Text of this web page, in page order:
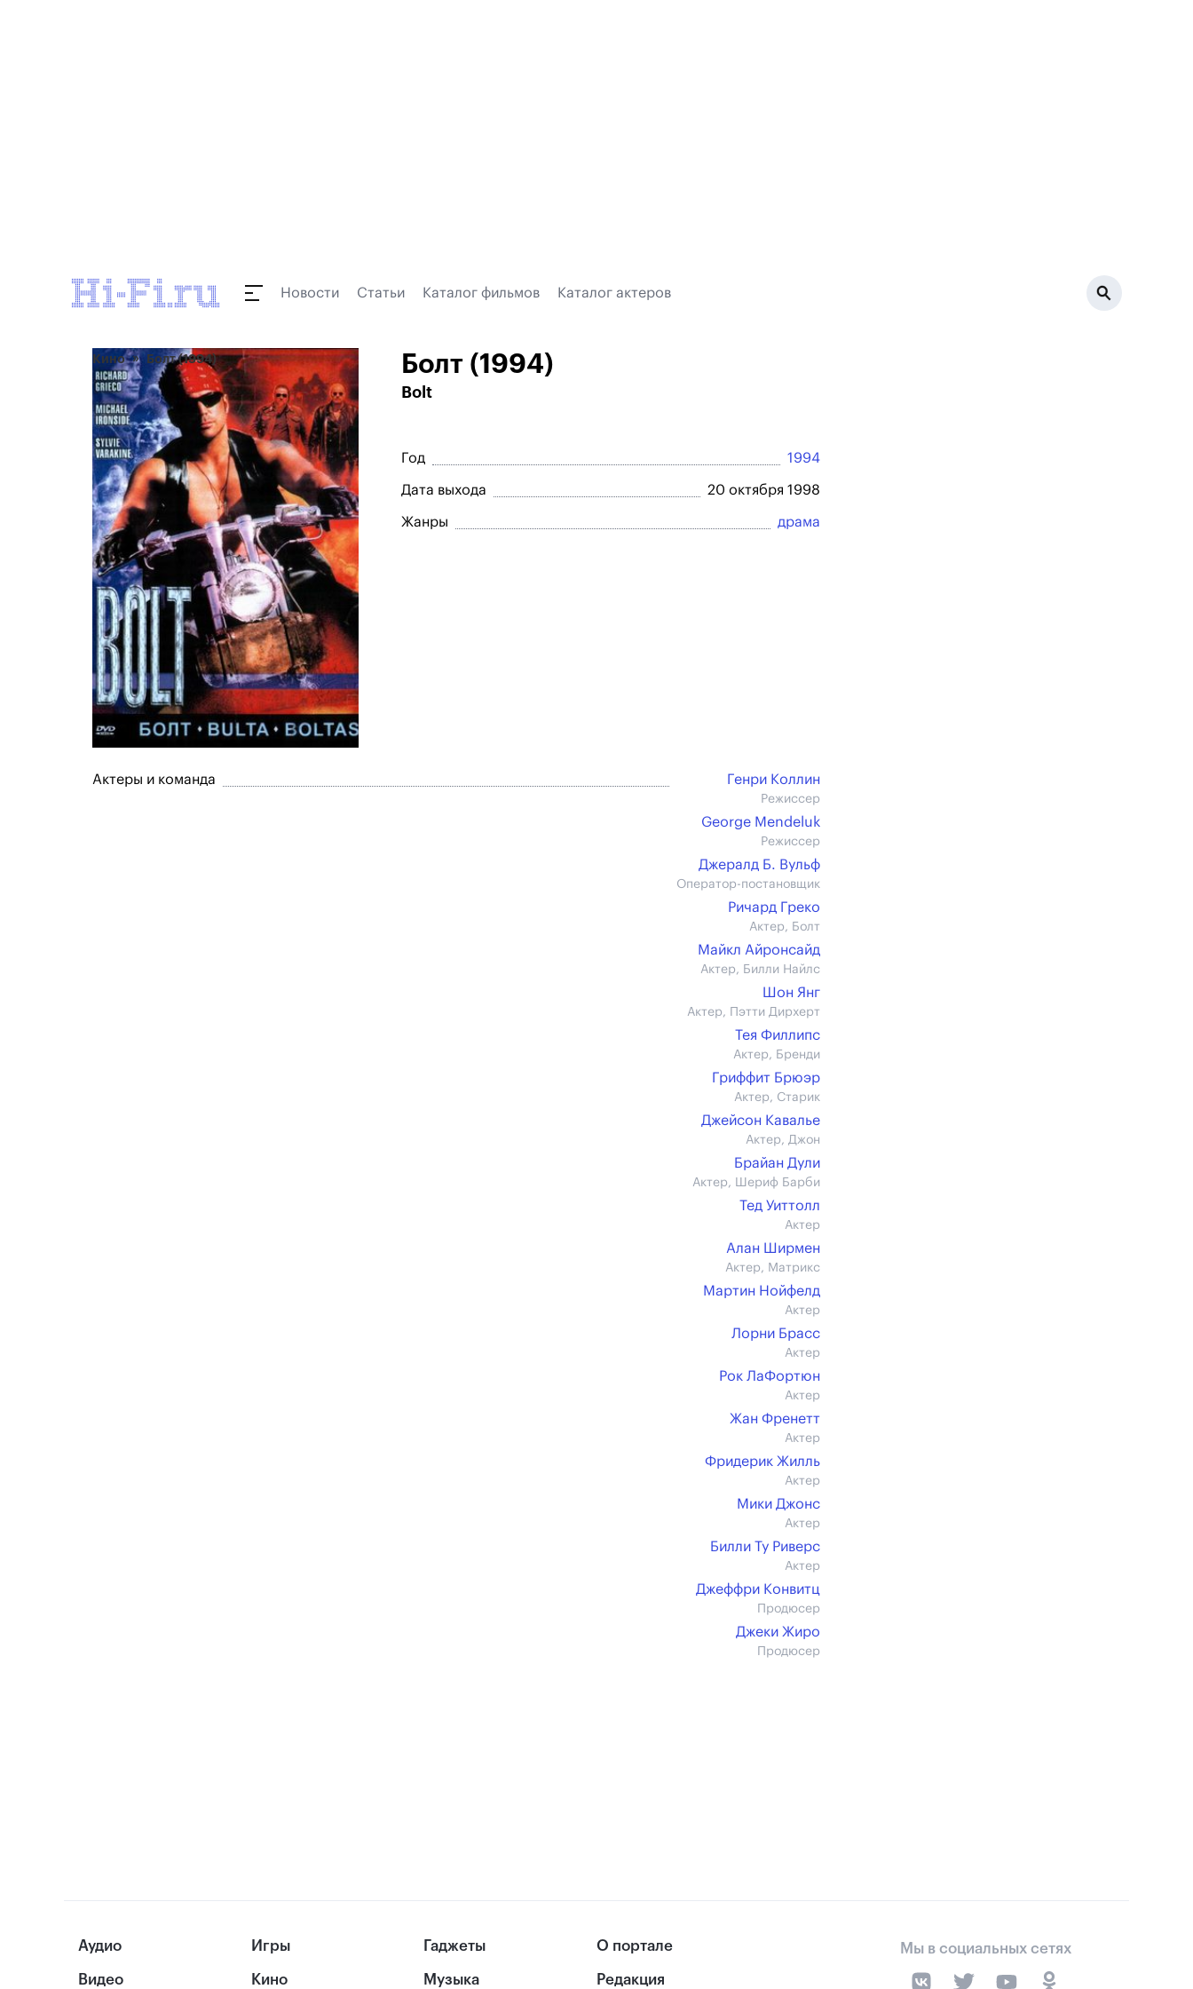
Новости Статьи Каталог фильмов Каталог актеров
Кино Болт (1994) Болт (1994)
Bolt
Год 1994
Дата выхода 20 октября 1998
Жанры драма
Актеры и команда Генри Коллин
Режиссер
George Mendeluk
Режиссер
Джералд Б. Вульф
Оператор-постановщик
Ричард Греко
Актер, Болт
Майкл Айронсайд
Актер, Билли Найлс
Шон Янг
Актер, Пэтти Дирхерт
Тея Филлипс
Актер, Бренди
Гриффит Брюэр
Актер, Старик
Джейсон Кавалье
Актер, Джон
Брайан Дули
Актер, Шериф Барби
Тед Уиттолл
Актер
Алан Ширмен
Актер, Матрикс
Мартин Нойфелд
Актер
Лорни Брасс
Актер
Рок ЛаФортюн
Актер
Жан Френетт
Актер
Фридерик Жилль
Актер
Мики Джонс
Актер
Билли Ту Риверс
Актер
Джеффри Конвитц
Продюсер
Джеки Жиро
Продюсер
Аудио
Видео
Игры
Кино
Гаджеты
Музыка
О портале
Редакция
Мы в социальных сетях